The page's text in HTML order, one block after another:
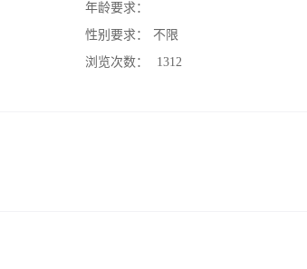
年龄要求：
性别要求：
不限
浏览次数：
1312